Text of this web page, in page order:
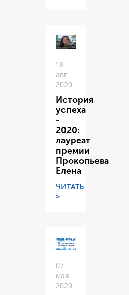
18
авг
2020
История
успеха
-
2020:
лауреат
премии
Прокопьева
Елена
ЧИТАТЬ
>
07
мая
2020